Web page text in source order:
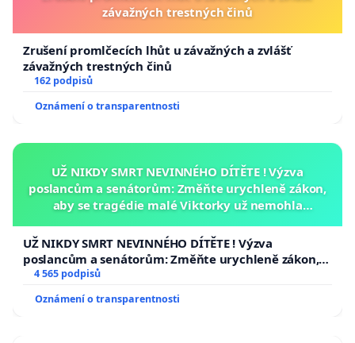
závažných trestných činů
Zrušení promlčecích lhůt u závažných a zvlášť
závažných trestných činů
162 podpisů
Oznámení o transparentnosti
UŽ NIKDY SMRT NEVINNÉHO DÍTĚTE ! Výzva
poslancům a senátorům: Změňte urychleně zákon,
aby se tragédie malé Viktorky už nemohla
UŽ NIKDY SMRT NEVINNÉHO DÍTĚTE ! Výzva
poslancům a senátorům: Změňte urychleně zákon,
aby se tragédie malé Viktorky už nemohla opakovat!
4 565 podpisů
Oznámení o transparentnosti